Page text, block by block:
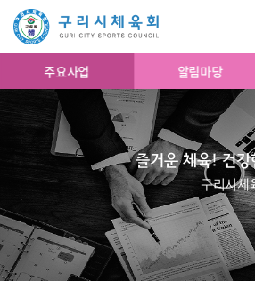
주요사업 알림마당
즐거운 체육! 건
구리시체